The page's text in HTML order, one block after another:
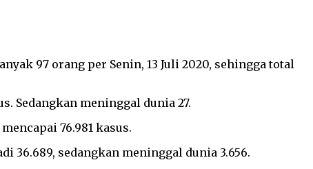
97 orang per Senin, 13 Juli 2020, sehingga total
Sedangkan meninggal dunia 27.
76.981 kasus.
36.689, sedangkan meninggal dunia 3.656.